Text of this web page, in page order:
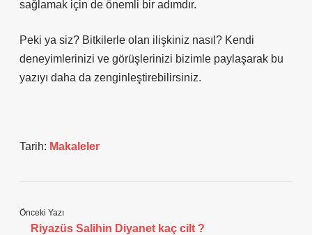
sağlamak için de önemli bir adımdır.
Peki ya siz? Bitkilerle olan ilişkiniz nasıl? Kendi
deneyimlerinizi ve görüşlerinizi bizimle paylaşarak bu
yazıyı daha da zenginleştirebilirsiniz.
Tarih: Makaleler
Önceki Yazı
Riyazüs Salihin Diyanet kaç cilt ?